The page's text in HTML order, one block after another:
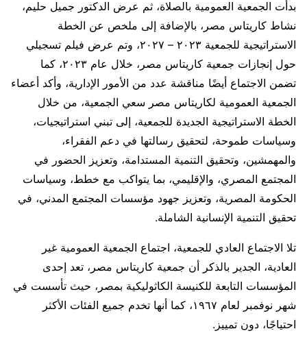
بدأت الجمعية العمومية بالصلاة، ثم عرض الدكتور جميل حليم،
نشاط كاريتاس مصر، بالإضافة إلى ملخص عن الخطة
الاستراتيجية للجمعية ٢٠٢٣ – ٢٠٢٧، وتم عرض فيلم تسجيلي
حول إنجازات جمعية كاريتاس مصر، خلال عام ٢٠٢٣، كما
تضمن الاجتماع أيضًا مناقشة عدد من الأمور الإدارية، وأكد أعضاء
الجمعية العمومية لكاريتاس مصر سعي الجمعية، من خلال
الخطة الاستراتيجية الجديدة للجمعية، إلى تبني استراتيجيات،
وسياسات طموحة، لتحقيق رسالتها في دعم الفقراء،
والمهمشين، وتحقيق التنمية المستدامة، وتعزيز الحضور في
المجتمع المصري، والإقليمي، بما يتواكب مع خطط، وسياسات
الحكومة المصرية، وتعزيز جهود مؤسسات المجتمع المدني، في
تحقيق التنمية الإنسانية الشاملة.
تلا الاجتماع العادي للجمعية، اجتماع الجمعية العمومية غير
العادية، الجدير بالذكر أن جمعية كاريتاس مصر، تعد إحدى
المؤسسات التابعة للكنيسة الكاثوليكية بمصر، حيث تأسست في
شهر نوفمبر لعام ١٩٦٧، كما أنها تخدم جميع الفئات الأكثر
احتياجًا، دون تمييز.